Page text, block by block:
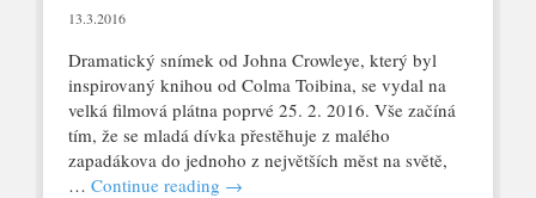
13.3.2016
Dramatický snímek od Johna Crowleye, který byl
inspirovaný knihou od Colma Toibina, se vydal na
velká filmová plátna poprvé 25. 2. 2016. Vše začíná
tím, že se mladá dívka přestěhuje z malého
zapadákova do jednoho z největších měst na světě,
… Continue reading →